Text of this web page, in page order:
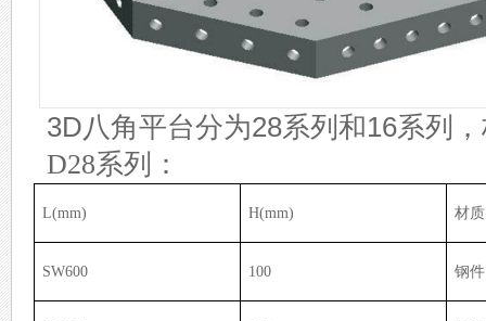
3D八角平台分为28系列和16系列
D28系列：
L(mm) H(mm) 材质
SW600 100 钢件